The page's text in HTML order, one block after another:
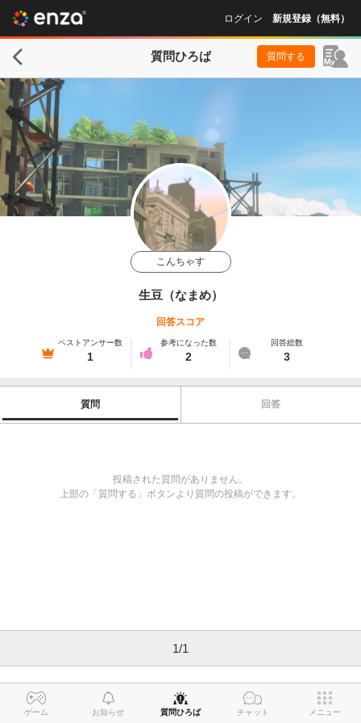
ログイン 新規登録（無料）
質問ひろば 質問する
こんちゃす
生豆（なまめ）
回答スコア
ベストアンサー数
1
参考になった数
2
回答総数
3
質問 回答
投稿された質問がありません。
上部の「質問する」ボタンより質問の投稿ができます。
1/1
ゲーム お知らせ 質問ひろば チャット メニュー